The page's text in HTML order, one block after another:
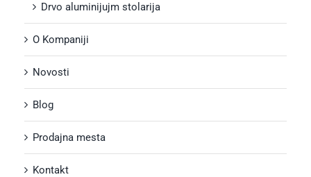
Drvo aluminijujm stolarija
O Kompaniji
Novosti
Blog
Prodajna mesta
Kontakt